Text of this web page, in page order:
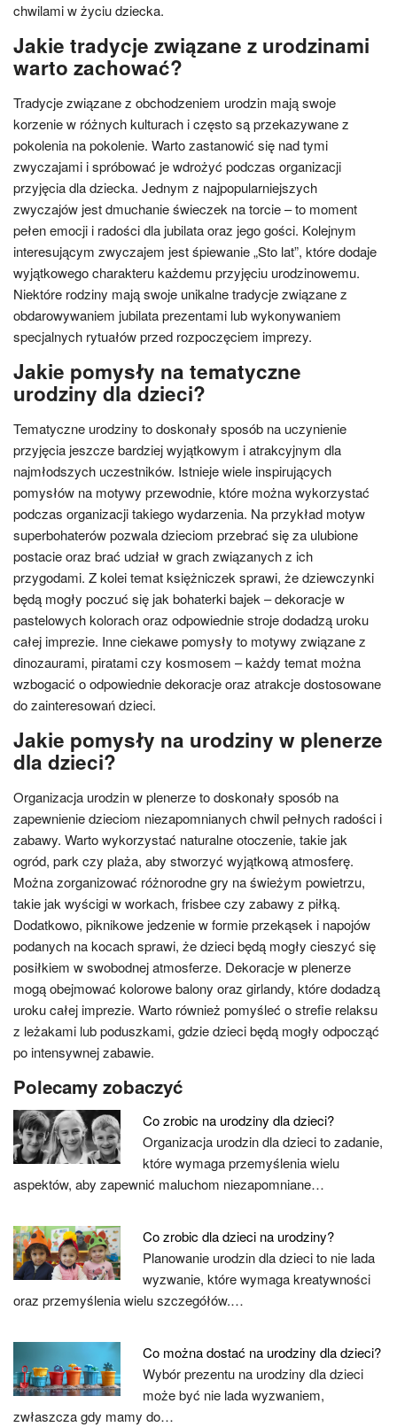
chwilami w życiu dziecka.
Jakie tradycje związane z urodzinami
warto zachować?
Tradycje związane z obchodzeniem urodzin mają swoje
korzenie w różnych kulturach i często są przekazywane z
pokolenia na pokolenie. Warto zastanowić się nad tymi
zwyczajami i spróbować je wdrożyć podczas organizacji
przyjęcia dla dziecka. Jednym z najpopularniejszych
zwyczajów jest dmuchanie świeczek na torcie – to moment
pełen emocji i radości dla jubilata oraz jego gości. Kolejnym
interesującym zwyczajem jest śpiewanie „Sto lat”, które dodaje
wyjątkowego charakteru każdemu przyjęciu urodzinowemu.
Niektóre rodziny mają swoje unikalne tradycje związane z
obdarowywaniem jubilata prezentami lub wykonywaniem
specjalnych rytuałów przed rozpoczęciem imprezy.
Jakie pomysły na tematyczne
urodziny dla dzieci?
Tematyczne urodziny to doskonały sposób na uczynienie
przyjęcia jeszcze bardziej wyjątkowym i atrakcyjnym dla
najmłodszych uczestników. Istnieje wiele inspirujących
pomysłów na motywy przewodnie, które można wykorzystać
podczas organizacji takiego wydarzenia. Na przykład motyw
superbohaterów pozwala dzieciom przebrać się za ulubione
postacie oraz brać udział w grach związanych z ich
przygodami. Z kolei temat księżniczek sprawi, że dziewczynki
będą mogły poczuć się jak bohaterki bajek – dekoracje w
pastelowych kolorach oraz odpowiednie stroje dodadzą uroku
całej imprezie. Inne ciekawe pomysły to motywy związane z
dinozaurami, piratami czy kosmosem – każdy temat można
wzbogacić o odpowiednie dekoracje oraz atrakcje dostosowane
do zainteresowań dzieci.
Jakie pomysły na urodziny w plenerze
dla dzieci?
Organizacja urodzin w plenerze to doskonały sposób na
zapewnienie dzieciom niezapomnianych chwil pełnych radości i
zabawy. Warto wykorzystać naturalne otoczenie, takie jak
ogród, park czy plaża, aby stworzyć wyjątkową atmosferę.
Można zorganizować różnorodne gry na świeżym powietrzu,
takie jak wyścigi w workach, frisbee czy zabawy z piłką.
Dodatkowo, piknikowe jedzenie w formie przekąsek i napojów
podanych na kocach sprawi, że dzieci będą mogły cieszyć się
posiłkiem w swobodnej atmosferze. Dekoracje w plenerze
mogą obejmować kolorowe balony oraz girlandy, które dodadzą
uroku całej imprezie. Warto również pomyśleć o strefie relaksu
z leżakami lub poduszkami, gdzie dzieci będą mogły odpocząć
po intensywnej zabawie.
Polecamy zobaczyć
Co zrobic na urodziny dla dzieci?
Organizacja urodzin dla dzieci to zadanie,
które wymaga przemyślenia wielu
aspektów, aby zapewnić maluchom niezapomniane…
Co zrobic dla dzieci na urodziny?
Planowanie urodzin dla dzieci to nie lada
wyzwanie, które wymaga kreatywności
oraz przemyślenia wielu szczegółów.…
Co można dostać na urodziny dla dzieci?
Wybór prezentu na urodziny dla dzieci
może być nie lada wyzwaniem,
zwłaszcza gdy mamy do…